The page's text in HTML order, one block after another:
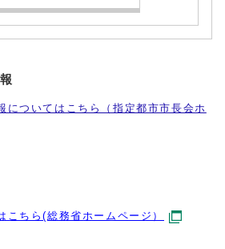
についてはこちら（指定都市市長会ホ
こちら(総務省ホームページ）